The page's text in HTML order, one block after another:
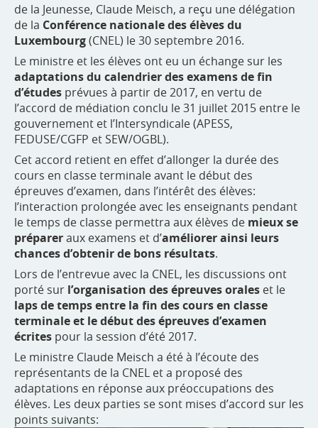
de la Jeunesse, Claude Meisch, a reçu une délégation
de la Conférence nationale des élèves du
Luxembourg(CNEL) le 30 septembre 2016.
Le ministre et les élèves ont eu un échange sur les
adaptations du calendrier des examens de fin
d’études prévues à partir de 2017, en vertu de
l’accord de médiation conclu le 31 juillet 2015 entre le
gouvernement et l’Intersyndicale (APESS,
FEDUSE/CGFP et SEW/OGBL).
Cet accord retient en effet d’allonger la durée des
cours en classe terminale avant le début des
épreuves d’examen, dans l’intérêt des élèves:
l’interaction prolongée avec les enseignants pendant
le temps de classe permettra aux élèves de mieux se
prépareraux examens et d’améliorer ainsi leurs
chances d’obtenir de bons résultats.
Lors de l’entrevue avec la CNEL, les discussions ont
porté sur l’organisation des épreuves orales et le
laps de temps entre la fin des cours en classe
terminale et le début des épreuves d’examen
écrites pour la session d’été 2017.
Le ministre Claude Meisch a été à l’écoute des
représentants de la CNEL et a proposé des
adaptations en réponse aux préoccupations des
élèves. Les deux parties se sont mises d’accord sur les
points suivants: